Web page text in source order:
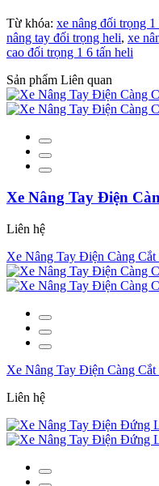
Từ khóa: xe nâng đối trọng 1
nâng tay đối trọng heli, xe
cao đối trọng 1 6 tấn heli
Sản phẩm Liên quan
Xe Nâng Tay Điện
Liên hệ
Xe Nâng Tay Điện Càng
Xe Nâng Tay Điện Càng
Liên hệ